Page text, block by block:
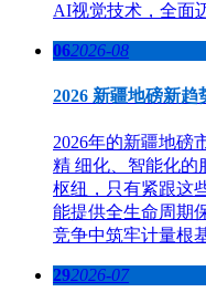
AI视觉技术，全面
062026-08
2026 新疆地磅新
2026年的新疆地磅
精 细化、智能化的
枢纽，只有紧跟这
能提供全生命周期
竞争中筑牢计量根
292026-07